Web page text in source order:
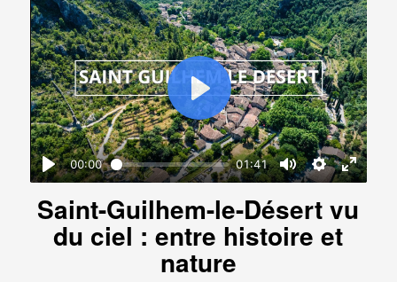
Saint-Guilhem-le-Désert vu
du ciel : entre histoire et
nature